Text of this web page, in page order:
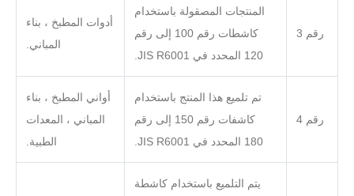
رقم 3
المنتجات المصقولة باستخدام
كاشطات رقم 100 إلى رقم
120 المحدد في JIS R6001.
أدوات المطبخ ، بناء
المباني.
رقم 4
تم تلميع هذا المنتج باستخدام
كاشفات رقم 150 إلى رقم
180 المحدد في JIS R6001.
أواني المطبخ ، بناء
المباني ، المعدات
الطبية.
يتم التلميع باستخدام كاشطة